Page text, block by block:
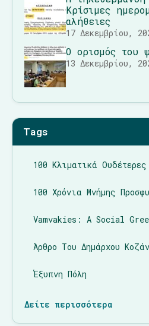
Κρίσιμες
αλήθειες
17 Δεκεμβρίου,
Ο ορισμός του
13 Δεκεμβρίου,
Tags
100 Κλιματικά
100 Χρόνια Μνήμης
Vamvakies: A Social
Άρθρο Του Δημάρχου
Έξυπνη Πόλη
Δείτε περισσότερα